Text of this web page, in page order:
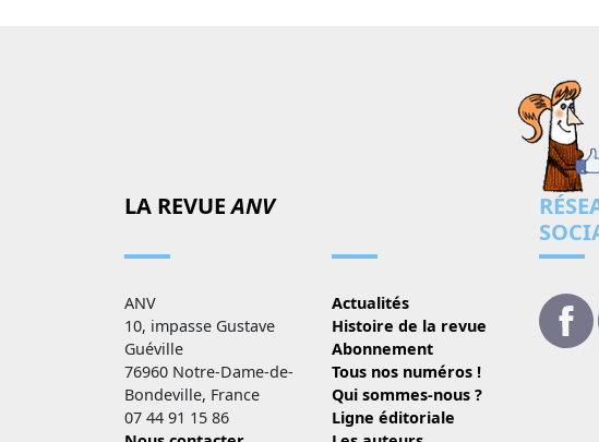
LA REVUEANV
ANV
10, impasse Gustave
Guéville
76960 Notre-Dame-de-
Bondeville, France
07 44 91 15 86
Actualités
Histoire de la revue
Abonnement
Tous nos numéros !
Qui sommes-nous ?
Ligne éditoriale